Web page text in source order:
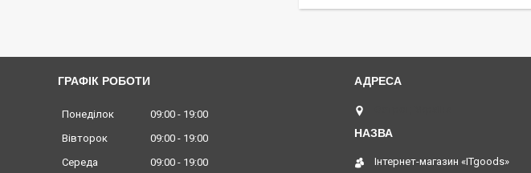
ГРАФІК РОБОТИ
Понеділок 09:00
19:00
Вівторок
09:00
19:00
Середа
09:00
19:00
Інтернет-магазин «ITgoods»